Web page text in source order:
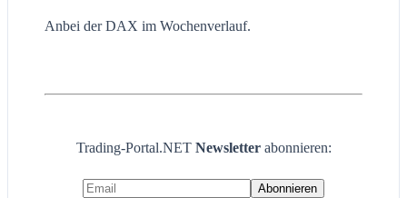
Anbei der DAX im Wochenverlauf.
Trading-Portal.NET Newsletter abonnieren: